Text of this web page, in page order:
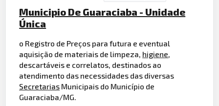
Municipio De Guaraciaba - Unidade
Única
o Registro de Preços para futura e eventual
aquisição de materiais de limpeza, higiene,
descartáveis e correlatos, destinados ao
atendimento das necessidades das diversas
Secretarias Municipais do Município de
Guaraciaba/MG.